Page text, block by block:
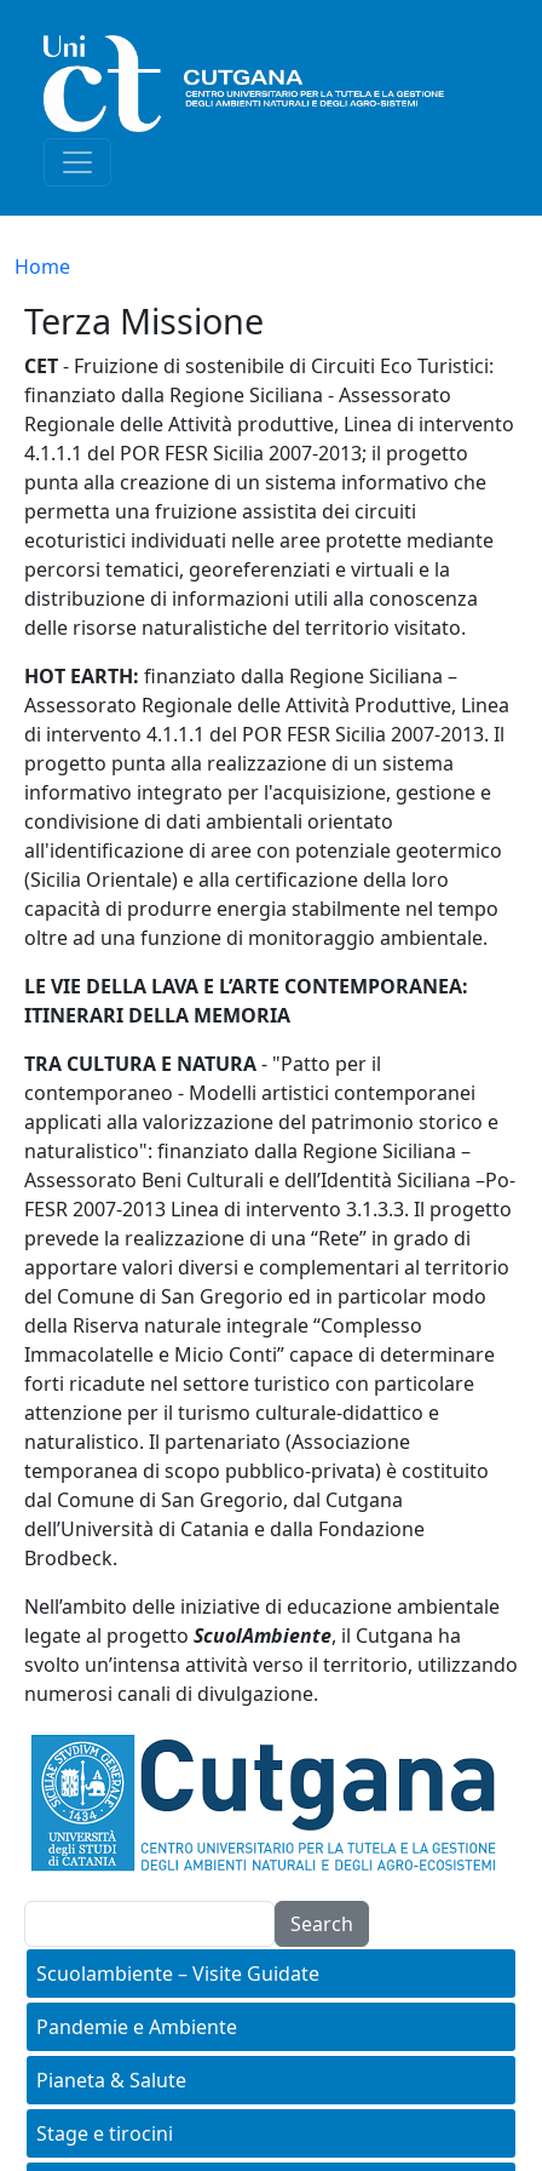
Briciole di pane
Home
Main menu - terza-missione
Scuolambiente – Visite Guidate
Pandemie e Ambiente
Pianeta & Salute
Stage e tirocini
Terza Missione
CET- Fruizione di sostenibile di Circuiti Eco Turistici:
finanziato dalla Regione Siciliana - Assessorato
Regionale delle Attività produttive, Linea di intervento
4.1.1.1 del POR FESR Sicilia 2007-2013; il progetto
punta alla creazione di un sistema informativo che
permetta una fruizione assistita dei circuiti
ecoturistici individuati nelle aree protette mediante
percorsi tematici, georeferenziati e virtuali e la
distribuzione di informazioni utili alla conoscenza
delle risorse naturalistiche del territorio visitato.
HOT EARTH: finanziato dalla Regione Siciliana –
Assessorato Regionale delle Attività Produttive, Linea
di intervento 4.1.1.1 del POR FESR Sicilia 2007-2013. Il
progetto punta alla realizzazione di un sistema
informativo integrato per l'acquisizione, gestione e
condivisione di dati ambientali orientato
all'identificazione di aree con potenziale geotermico
(Sicilia Orientale) e alla certificazione della loro
capacità di produrre energia stabilmente nel tempo
oltre ad una funzione di monitoraggio ambientale.
LE VIE DELLA LAVA E L’ARTE CONTEMPORANEA:
ITINERARI DELLA MEMORIA
TRA CULTURA E NATURA- "Patto per il
contemporaneo - Modelli artistici contemporanei
applicati alla valorizzazione del patrimonio storico e
naturalistico": finanziato dalla Regione Siciliana –
Assessorato Beni Culturali e dell’Identità Siciliana –Po-
FESR 2007-2013 Linea di intervento 3.1.3.3. Il progetto
prevede la realizzazione di una “Rete” in grado di
apportare valori diversi e complementari al territorio
del Comune di San Gregorio ed in particolar modo
della Riserva naturale integrale “Complesso
Immacolatelle e Micio Conti” capace di determinare
forti ricadute nel settore turistico con particolare
attenzione per il turismo culturale-didattico e
naturalistico. Il partenariato (Associazione
temporanea di scopo pubblico-privata) è costituito
dal Comune di San Gregorio, dal Cutgana
dell’Università di Catania e dalla Fondazione
Brodbeck.
Nell’ambito delle iniziative di educazione ambientale
legate al progetto ScuolAmbiente, il Cutgana ha
svolto un’intensa attività verso il territorio, utilizzando
numerosi canali di divulgazione.